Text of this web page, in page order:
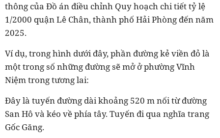
thông của Đồ án điều chỉnh Quy hoạch chi tiết tỷ lệ
1/2000 quận Lê Chân, thành phố Hải Phòng đến năm
2025.
Ví dụ, trong hình dưới đây, phần đường kẻ viền đỏ là
một trong số những đường sẽ mở ở phường Vĩnh
Niệm trong tương lai:
Đây là tuyến đường dài khoảng 520 m nối từ đường
San Hô và kéo về phía tây. Tuyến đi qua nghĩa trang
Gốc Găng.